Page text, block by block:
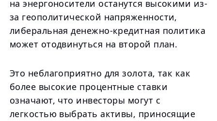
на энергоносители останутся высокими из-
за геополитической напряженности,
либеральная денежно-кредитная политика
может отодвинуться на второй план.
Это неблагоприятно для золота, так как
более высокие процентные ставки
означают, что инвесторы могут с
легкостью выбрать активы, приносящие